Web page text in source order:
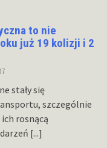
to nie
już 19 kolizji i 2
stały się
szczególnie
rosnącą
[...]